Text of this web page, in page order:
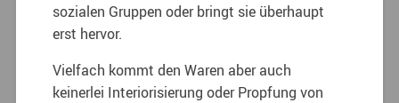
sozialen Gruppen oder bringt sie überhaupt
erst hervor.
Vielfach kommt den Waren aber auch
keinerlei Interiorisierung oder Propfung von